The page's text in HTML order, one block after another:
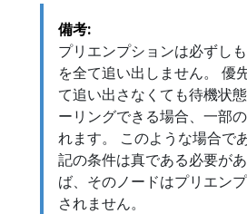
備考:
プリエンプションは必ずし
を全て追い出しません。 優
て追い出さなくても待機状
ーリングできる場合、一部
れます。 このような場合で
記の条件は真である必要が
ば、そのノードはプリエン
されません。